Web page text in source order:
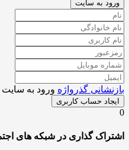
به سایت
گذرواژه ورود به سایت
حساب کاربری
گذاری در شبکه های اجتماعی